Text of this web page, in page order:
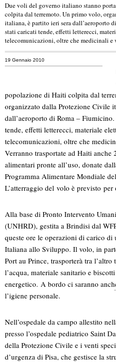
Due voli del governo italiano stanno
colpita dal terremoto. Un primo volo,
italiana, è partito ieri sera dall’aeroporto
stati caricati tende, effetti letterecci,
telecomunicazioni, oltre che medicinali
19 Gennaio 2010
popolazione di Haiti colpita dal
organizzato dalla Protezione Civile
dall’aeroporto di Roma –
tende, effetti letterecci, materiale
telecomunicazioni, oltre che
Verranno trasportate ad Haiti
alimentari pronte all’uso, donate
Programma Alimentare Mondiale
L’atterraggio del volo è previsto per
Alla base di Pronto Intervento
(UNHRD), gestita a Brindisi dal
queste ore le operazioni di carico
Italiana allo Sviluppo. Il volo, in
Port au Prince, trasporterà tra
l’acqua, materiale sanitario e
energetico. A bordo ci saranno
l’igiene personale.
Nell’ospedale da campo allestito
presso l’ospedale pediatrico Saint
della Protezione Civile e i venti
d’urgenza di Pisa, che gestisce la